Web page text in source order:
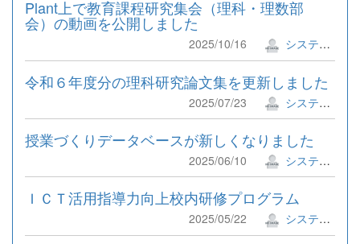
Plant上で教育課程研究集会（理科・理数部
会）の動画を公開しました
2025/10/16 システム管理者
令和６年度分の理科研究論文集を更新しました
2025/07/23 システム管理者
授業づくりデータベースが新しくなりました
2025/06/10 システム管理者
ＩＣＴ活用指導力向上校内研修プログラム
2025/05/22 システム管理者